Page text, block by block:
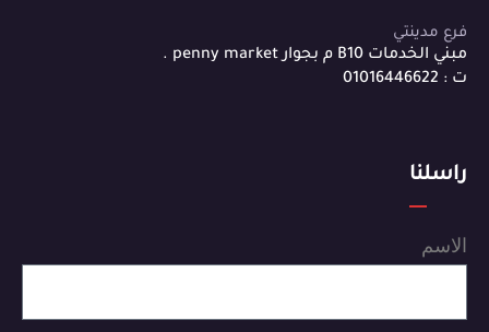
فرع مدينتي
مبني الخدمات B10 م بجوار penny market .
ت : 01016446622
راسلنا
الاسم